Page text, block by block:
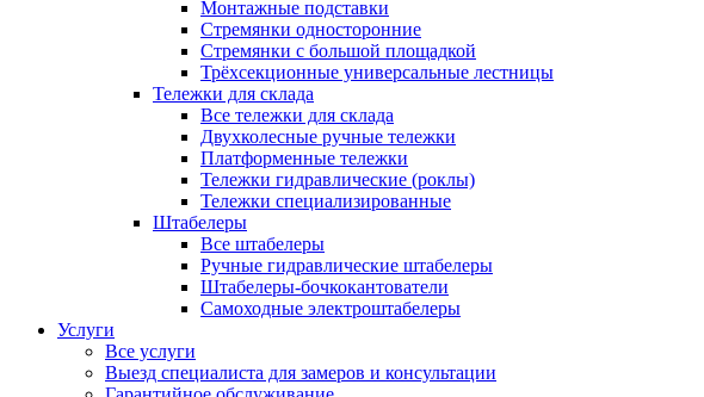
Монтажные подставки
Стремянки односторонние
Стремянки с большой площадкой
Трёхсекционные универсальные лестницы
Тележки для склада
Все тележки для склада
Двухколесные ручные тележки
Платформенные тележки
Тележки гидравлические (роклы)
Тележки специализированные
Штабелеры
Все штабелеры
Ручные гидравлические штабелеры
Штабелеры-бочкокантователи
Самоходные электроштабелеры
Услуги
Все услуги
Выезд специалиста для замеров и консультации